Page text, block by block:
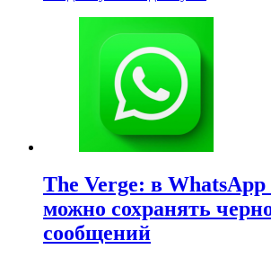
The Verge: в WhatsApp
можно сохранять
сообщений